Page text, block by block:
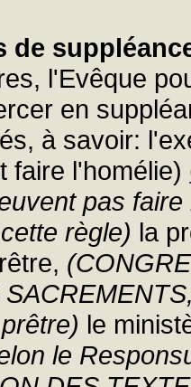
de
l'Evêque
en
à savoir:
faire l'homélie)
pas
règle) la
le
le